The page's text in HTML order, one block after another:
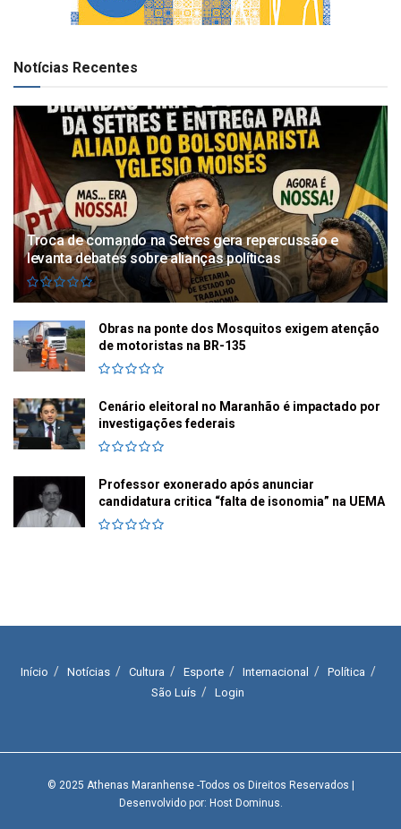
Notícias Recentes
Troca de comando na Setres gera repercussão e
levanta debates sobre alianças políticas
Obras na ponte dos Mosquitos exigem atenção
de motoristas na BR-135
Cenário eleitoral no Maranhão é impactado por
investigações federais
Professor exonerado após anunciar
candidatura critica “falta de isonomia” na UEMA
Início Notícias Cultura Esporte Internacional
Política
São Luís
Login
© 2025 Athenas Maranhense-Todos os Direitos Reservados
Desenvolvido por: Host Dominus.